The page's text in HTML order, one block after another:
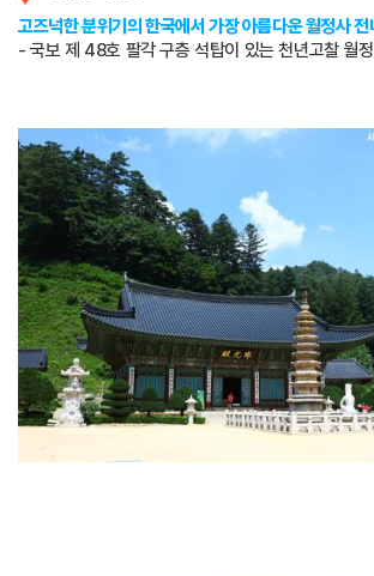
고즈넉한 분위기의 한국에서 가장 아름다운 월정사
- 국보 제 48호 팔각 구층 석탑이 있는 천년고찰 월